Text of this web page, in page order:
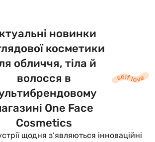
новинки
косметики
обличчя, тіла й
волосся в
One Face
Cosmetics
щодня з’являються інноваційні